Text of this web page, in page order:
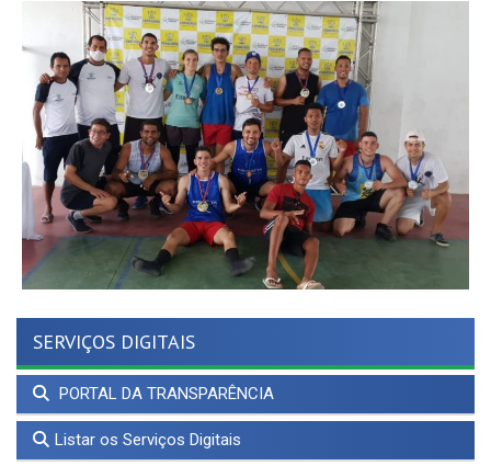
SERVIÇOS DIGITAIS
PORTAL DA TRANSPARÊNCIA
Listar os Serviços Digitais